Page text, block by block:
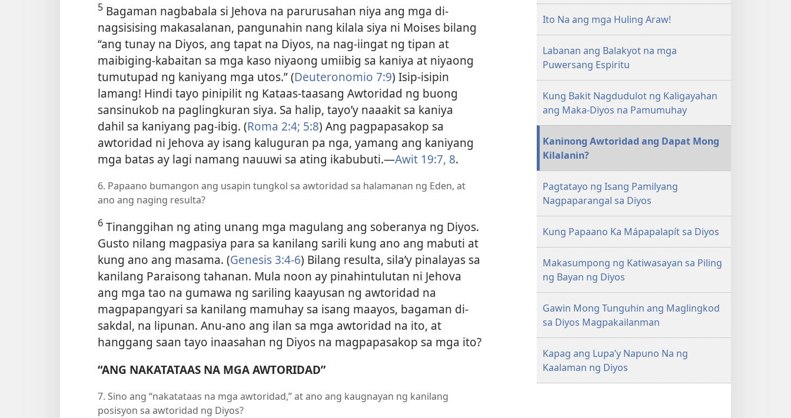
5 Bagaman nagbabala si Jehova na parurusahan niya ang mga di-
nagsisising makasalanan, pangunahin nang kilala siya ni Moises bilang
“ang tunay na Diyos, ang tapat na Diyos, na nag-iingat ng tipan at
maibiging-kabaitan sa mga kaso niyaong umiibig sa kaniya at niyaong
tumutupad ng kaniyang mga utos.” (Deuteronomio 7:9) Isip-isipin
lamang! Hindi tayo pinipilit ng Kataas-taasang Awtoridad ng buong
sansinukob na paglingkuran siya. Sa halip, tayo’y naaakit sa kaniya
dahil sa kaniyang pag-ibig. (Roma 2:​4; 5:8) Ang pagpapasakop sa
awtoridad ni Jehova ay isang kaluguran pa nga, yamang ang kaniyang
mga batas ay lagi namang nauuwi sa ating ikabubuti.​—Awit 19:​7, 8.
6. Papaano bumangon ang usapin tungkol sa awtoridad sa halamanan ng Eden, at
ano ang naging resulta?
6 Tinanggihan ng ating unang mga magulang ang soberanya ng Diyos.
Gusto nilang magpasiya para sa kanilang sarili kung ano ang mabuti at
kung ano ang masama. (Genesis 3:​4-6) Bilang resulta, sila’y pinalayas sa
kanilang Paraisong tahanan. Mula noon ay pinahintulutan ni Jehova
ang mga tao na gumawa ng sariling kaayusan ng awtoridad na
magpapangyari sa kanilang mamuhay sa isang maayos, bagaman di-
sakdal, na lipunan. Anu-ano ang ilan sa mga awtoridad na ito, at
hanggang saan tayo inaasahan ng Diyos na magpapasakop sa mga ito?
“ANG NAKATATAAS NA MGA AWTORIDAD”
7. Sino ang “nakatataas na mga awtoridad,” at ano ang kaugnayan ng kanilang
posisyon sa awtoridad ng Diyos?
Ito Na ang mga Huling Araw!
Labanan ang Balakyot na mga
Puwersang Espiritu
Kung Bakit Nagdudulot ng Kaligayahan
ang Maka-Diyos na Pamumuhay
Kaninong Awtoridad ang Dapat Mong
Kilalanin?
Pagtatayo ng Isang Pamilyang
Nagpaparangal sa Diyos
Kung Papaano Ka Mápapalapít sa Diyos
Makasumpong ng Katiwasayan sa Piling
ng Bayan ng Diyos
Gawin Mong Tunguhin ang Maglingkod
sa Diyos Magpakailanman
Kapag ang Lupa’y Napuno Na ng
Kaalaman ng Diyos